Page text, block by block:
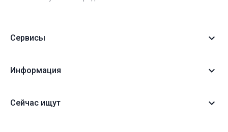
Сервисы
Информация
Сейчас ищут